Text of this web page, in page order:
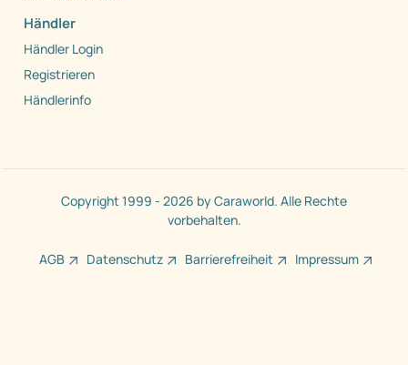
Händler
Händler Login
Registrieren
Händlerinfo
Copyright 1999 - 2026 by Caraworld. Alle Rechte
vorbehalten.
AGB Datenschutz Barrierefreiheit Impressum